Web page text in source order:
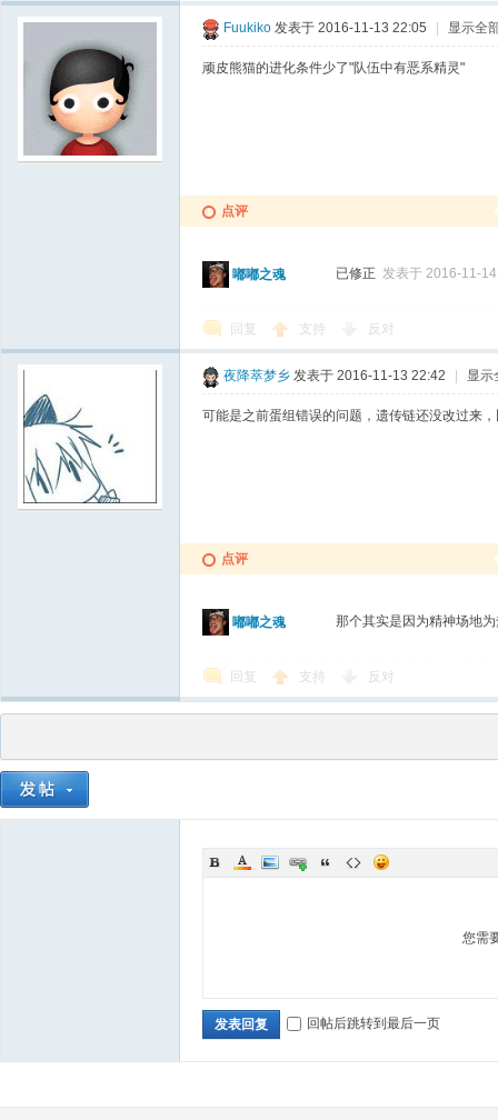
Fuukiko 发表于 2016-11-13 22:05 | 显示全
顽皮熊猫的进化条件少了"队伍中有恶系精灵"
点评
嘟嘟之魂 已修正 发表于 2016-11-
回复 支持 反对
夜降萃梦乡 发表于 2016-11-13 22:42 | 显示
可能是之前蛋组错误的问题，遗传链还没改过来
点评
嘟嘟之魂 那个其实是因为精神场地
回复 支持 反对
您需
发表回复 回帖后跳转到最后一页